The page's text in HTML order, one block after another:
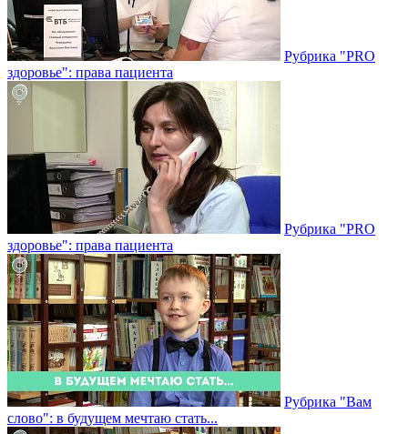
Рубрика "PRO
здоровье": права пациента
Рубрика "PRO
здоровье": права пациента
Рубрика "Вам
слово": в будущем мечтаю стать...